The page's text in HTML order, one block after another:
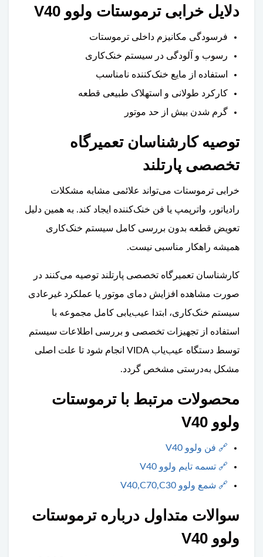
دلایل خرابی ترموستات ولوو V40
فرسودگی مکانیزم داخلی ترموستات
رسوب و آلودگی در سیستم خنک‌کاری
استفاده از مایع خنک‌کننده نامناسب
کارکرد طولانی و استهلاک طبیعی قطعه
گرم شدن بیش از حد موتور
توصیه کارشناسان تعمیرگاه
تخصصی پارتلند
خرابی ترموستات می‌تواند علائمی مشابه مشکلات
رادیاتور، واترپمپ یا فن خنک‌کننده ایجاد کند. به همین دلیل
تعویض قطعه بدون بررسی کامل سیستم خنک‌کاری
همیشه راهکار مناسبی نیست.
کارشناسان تعمیرگاه تخصصی پارتلند توصیه می‌کنند در
صورت مشاهده افزایش دمای موتور یا عملکرد غیرعادی
سیستم خنک‌کاری، ابتدا عیب‌یابی کامل مجموعه با
استفاده از تجهیزات تخصصی و بررسی اطلاعات سیستم
توسط دستگاه عیب‌یاب VIDA انجام شود تا علت اصلی
مشکل به‌درستی مشخص گردد.
محصولات مرتبط با ترموستات
ولوو V40
🔗 فن ولوو V40
🔗 تسمه تایم ولوو V40
🔗 شمع ولوو V40,C70,C30
سوالات متداول درباره ترموستات
ولوو V40